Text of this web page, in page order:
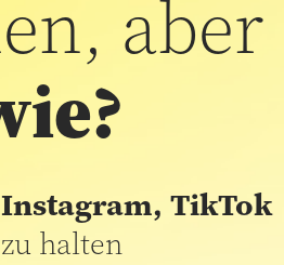
aber
Instagram, TikTok
halten